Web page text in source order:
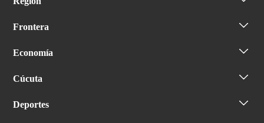
Frontera
Economía
Cúcuta
Deportes